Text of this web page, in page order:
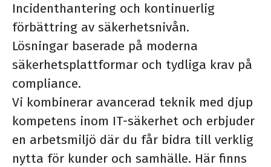
Incidenthantering och kontinuerlig
förbättring av säkerhetsnivån.
Lösningar baserade på moderna
säkerhetsplattformar och tydliga krav på
compliance.
Vi kombinerar avancerad teknik med djup
kompetens inom IT-säkerhet och erbjuder
en arbetsmiljö där du får bidra till verklig
nytta för kunder och samhälle. Här finns